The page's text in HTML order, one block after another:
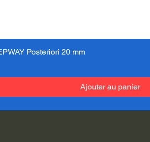
Posteriori 20 mm
Ajouter au panier